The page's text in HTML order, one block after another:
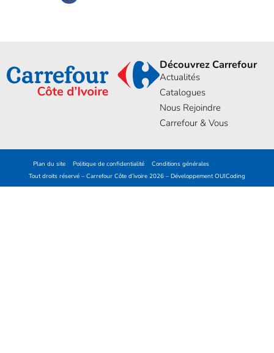
Découvrez Carrefour
Actualités
Catalogues
Nous Rejoindre
Carrefour & Vous
Plan du site Politique de confidentialité
Conditions générales
Tout droits réservé – Carrefour Côte d’ivoire 2026 – DéveloppementOUICoding